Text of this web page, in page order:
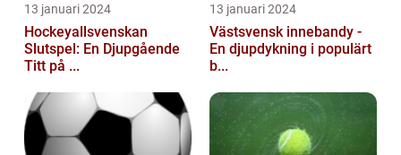
13 januari 2024
Hockeyallsvenskan
Slutspel: En Djupgående
Titt på ...
13 januari 2024
Västsvensk innebandy -
En djupdykning i populärt
b...